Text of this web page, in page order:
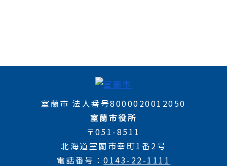
室蘭市 法人番号8000020012050
室蘭市役所
〒051-8511
北海道室蘭市幸町1番2号
電話番号
0143-22-1111